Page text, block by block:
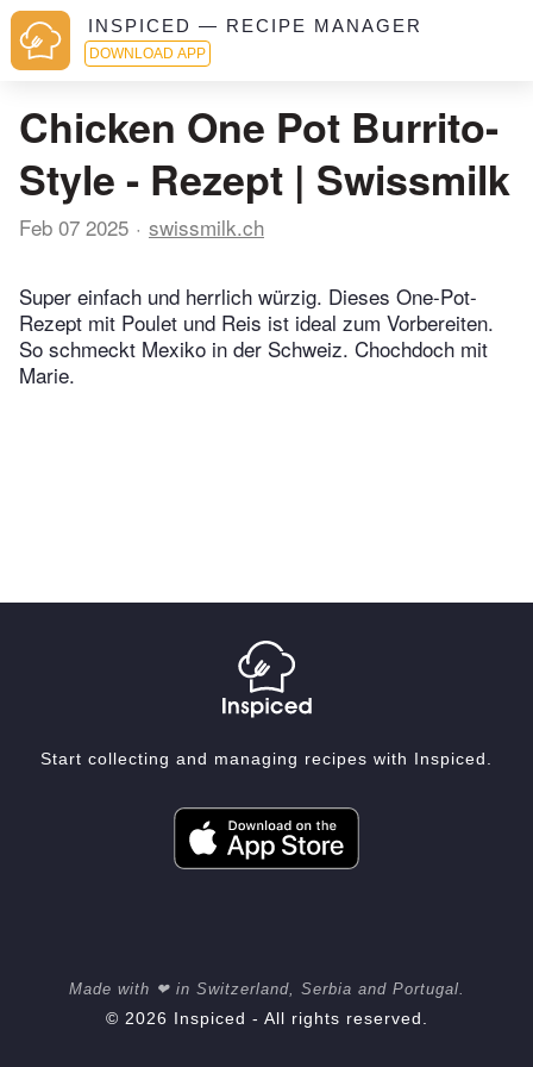
INSPICED — RECIPE MANAGER
DOWNLOAD APP
Chicken One Pot Burrito-
Style - Rezept | Swissmilk
Feb 07 2025 swissmilk.ch
Super einfach und herrlich würzig. Dieses One-Pot-
Rezept mit Poulet und Reis ist ideal zum Vorbereiten.
So schmeckt Mexiko in der Schweiz. Chochdoch mit
Marie.
Start collecting and managing recipes with Inspiced.
Made with ❤ in Switzerland, Serbia and Portugal.
© 2026 Inspiced - All rights reserved.